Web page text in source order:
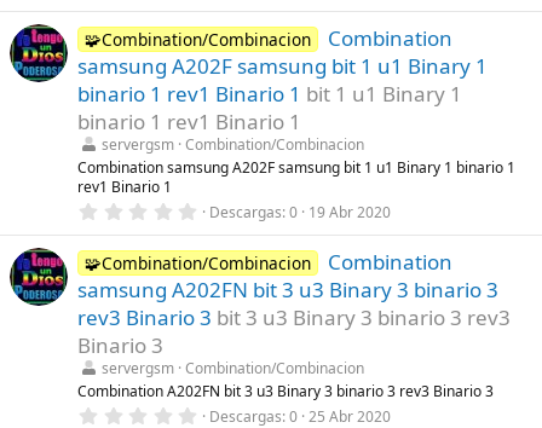
0
0
e
s
t
r
e
l
l
a
s
🧩Combination/Combinacion
Combination
samsung A202F samsung bit 1 u1 Binary 1
binario 1 rev1 Binario 1 bit 1 u1 Binary 1
binario 1 rev1 Binario 1
servergsm Combination/Combinacion
Combination samsung A202F samsung bit 1 u1 Binary 1 binario 1
rev1 Binario 1
0
0
0
e
s
t
r
l
l
a
Descargas 0 19 Abr 2020
🧩Combination/Combinacion
Combination
samsung A202FN bit 3 u3 Binary 3 binario 3
rev3 Binario 3 bit 3 u3 Binary 3 binario 3 rev3
Binario 3
servergsm Combination/Combinacion
Combination A202FN bit 3 u3 Binary 3 binario 3 rev3 Binario 3
0 Descargas 0 25 Abr 2020